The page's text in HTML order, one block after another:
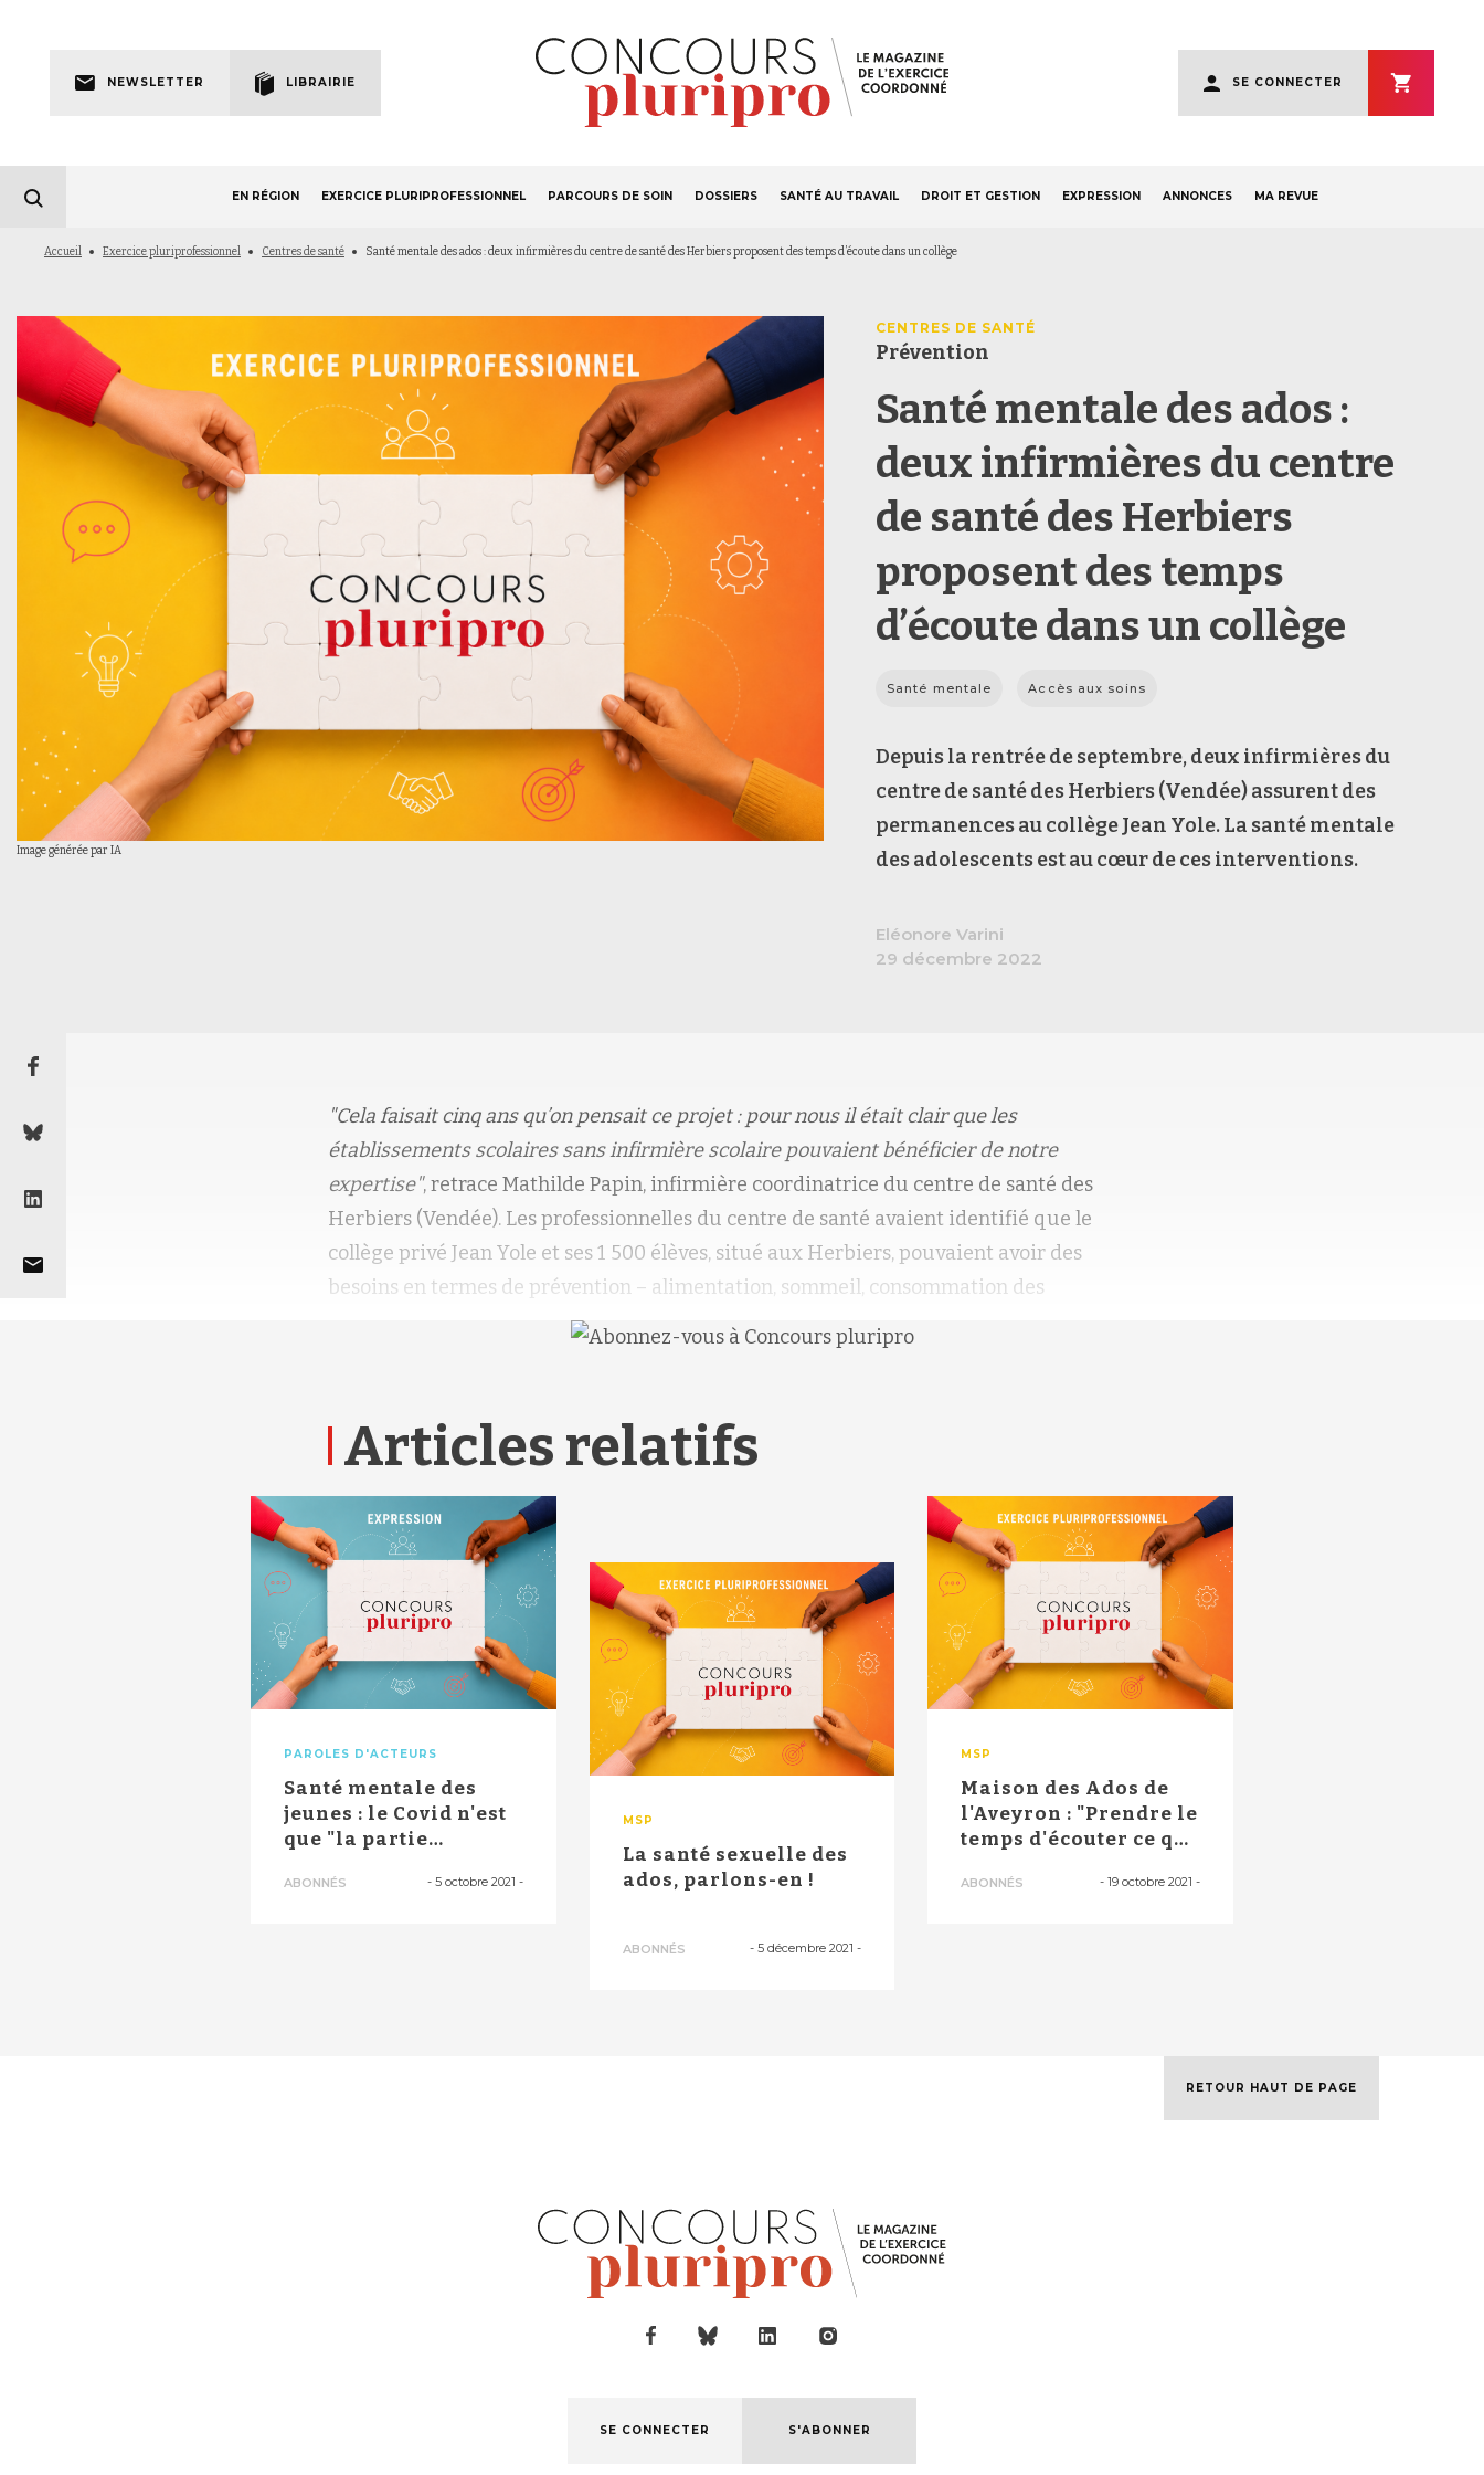
navigation
NEWSLETTER LIBRAIRIE
account
menu
SE CONNECTER
S'ABONNER
principale
EN RÉGION EXERCICE PLURIPROFESSIONNEL PARCOURS DE SOIN DOSSIERS SANTÉ AU TRAVAIL DROIT ET GESTION EXPRESSION ANNONCES MA REVUE
Fil
Accueil Exercice pluriprofessionnel Centres de santé Santé mentale des ados : deux infirmières du centre de santé des Herbiers proposent des temps d’écoute dans un collège
Image générée par IA
CENTRES DE SANTÉ
Prévention
Santé mentale des ados :
deux infirmières du centre
de santé des Herbiers
proposent des temps
d’écoute dans un collège
Santé mentale Accès aux soins
Depuis la rentrée de septembre, deux infirmières du
centre de santé des Herbiers (Vendée) assurent des
permanences au collège Jean Yole. La santé mentale
des adolescents est au cœur de ces interventions.
Eléonore Varini
29 décembre 2022
"Cela faisait cinq ans qu’on pensait ce projet : pour nous il était clair que les
établissements scolaires sans infirmière scolaire pouvaient bénéficier de notre
expertise", retrace Mathilde Papin, infirmière coordinatrice du centre de santé des
Herbiers (Vendée). Les professionnelles du centre de santé avaient identifié que le
collège privé Jean Yole et ses 1 500 élèves, situé aux Herbiers, pouvaient avoir des
besoins en termes de prévention – alimentation, sommeil, consommation des
Articles relatifs
PAROLES D'ACTEURS
Santé mentale des
jeunes : le Covid n'est
que "la partie
ABONNÉS - 5 octobre 2021 -
MSP
La santé sexuelle des
ados, parlons-en !
ABONNÉS -5 décembre 2021 -
MSP
Maison des Ados de
l'Aveyron : "Prendre le
temps d'écouter ce que
ABONNÉS - 19 octobre 2021 -
RETOUR HAUT DE PAGE
SE CONNECTER S'ABONNER